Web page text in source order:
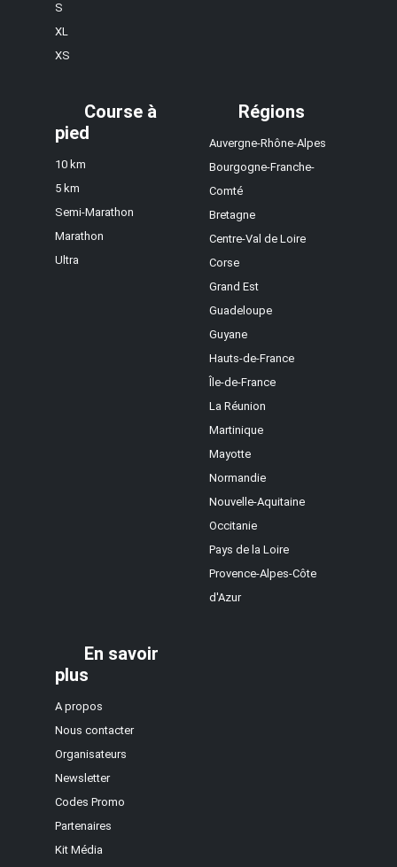
S
XL
XS
Course à
pied
10 km
5 km
Semi-Marathon
Marathon
Ultra
Régions
Auvergne-Rhône-Alpes
Bourgogne-Franche-
Comté
Bretagne
Centre-Val de Loire
Corse
Grand Est
Guadeloupe
Guyane
Hauts-de-France
Île-de-France
La Réunion
Martinique
Mayotte
Normandie
Nouvelle-Aquitaine
Occitanie
Pays de la Loire
Provence-Alpes-Côte
d'Azur
En savoir
plus
A propos
Nous contacter
Organisateurs
Newsletter
Codes Promo
Partenaires
Kit Média